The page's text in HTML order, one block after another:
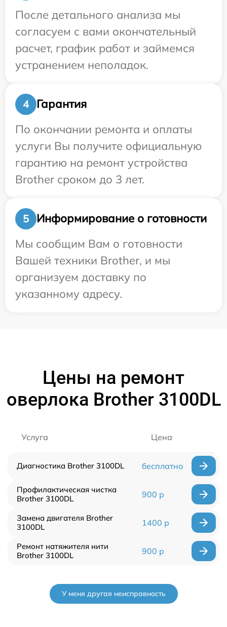
После детального анализа мы
согласуем с вами окончательный
расчет, график работ и займемся
устранением неполадок.
4
Гарантия
По окончании ремонта и оплаты
услуги Вы получите официальную
гарантию на ремонт устройства
Brother сроком до 3 лет.
5
Информирование о готовности
Мы сообщим Вам о готовности
Вашей техники Brother, и мы
организуем доставку по
указанному адресу.
Цены на ремонт
оверлока Brother 3100DL
Услуга Цена
Диагностика Brother 3100DL бесплатно
Профилактическая чистка
Brother 3100DL
900 р
Замена двигателя Brother
3100DL
1400 р
Ремонт натяжителя нити
Brother 3100DL
900 р
У меня другая неисправность